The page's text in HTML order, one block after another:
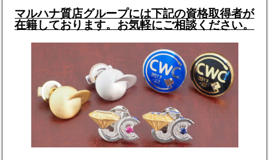
マルハナ質店グループには下記の資格取得者が
在籍しております。お気軽にご相談ください。